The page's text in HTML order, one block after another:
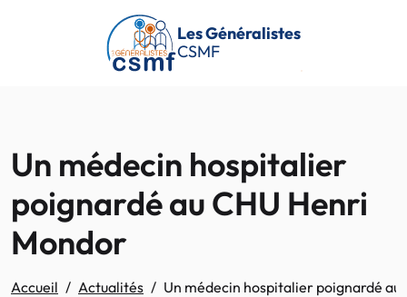
Passer au contenu principal
Les Généralistes
CSMF
Un médecin hospitalier
poignardé au CHU Henri
Mondor
Accueil Actualités Un médecin hospitalier poignardé au